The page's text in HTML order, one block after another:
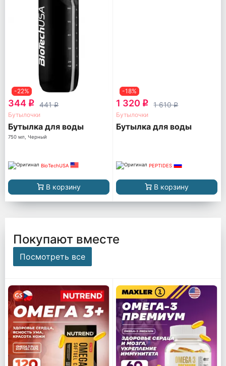
-22%
344 q 441q
Бутылочки
Бутылка для воды
750 мл, Черный
BioTechUSA
В корзину
-18%
1 320 q 1 610q
Бутылочки
Бутылка для воды
PEPTIDES
В корзину
Покупают вместе
Посмотреть все